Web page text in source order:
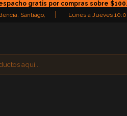
gratis por compras sobre
Santiago,
Lunes a Jueves